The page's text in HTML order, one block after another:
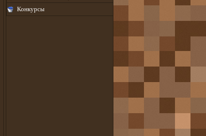
Конкурсы